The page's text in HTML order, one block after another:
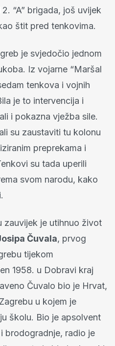
“A” brigada, još uvijek
štit pred tenkovima.
je svjedočio jednom
Iz vojarne “Maršal
tenkova i vojnih
je to intervencija i
i pokazna vježba sile.
su zaustaviti tu kolonu
preprekama i
su tada uperili
svom narodu, kako
zauvijek je utihnuo život
Čuvala, prvog
tijekom
1958. u Dobravi kraj
Čuvalo bio je Hrvat,
u kojem je
školu. Bio je apsolvent
brodogradnje, radio je